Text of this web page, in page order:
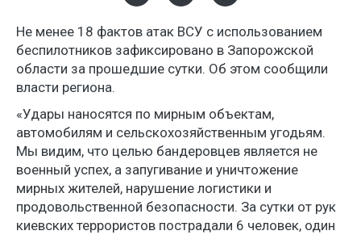
Не менее 18 фактов атак ВСУ с использованием
беспилотников зафиксировано в Запорожской
области за прошедшие сутки. Об этом сообщили
власти региона.
«Удары наносятся по мирным объектам,
автомобилям и сельскохозяйственным угодьям.
Мы видим, что целью бандеровцев является не
военный успех, а запугивание и уничтожение
мирных жителей, нарушение логистики и
продовольственной безопасности. За сутки от рук
киевских террористов пострадали 6 человек, один